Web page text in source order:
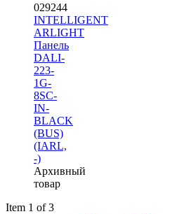
029244
INTELLIGENT
ARLIGHT
Панель
DALI-
223-
1G-
8SC-
IN-
BLACK
(BUS)
(IARL,
-)
Архивный
товар
Item 1 of 3